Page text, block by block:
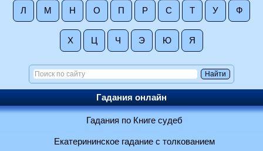
Л М Н О П Р С Т У Ф
Х Ц Ч Э Ю Я
Гадания онлайн
Гадания по Книге судеб
Екатерининское гадание с толкованием